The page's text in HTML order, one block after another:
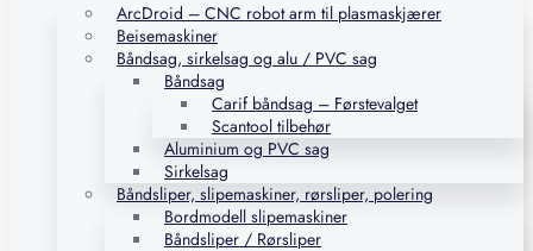
ArcDroid – CNC robot arm til plasmaskjærer
Beisemaskiner
Båndsag, sirkelsag og alu / PVC sag
Båndsag
Carif båndsag – Førstevalget
Scantool tilbehør
Aluminium og PVC sag
Sirkelsag
Båndsliper, slipemaskiner, rørsliper, polering
Bordmodell slipemaskiner
Båndsliper / Rørsliper